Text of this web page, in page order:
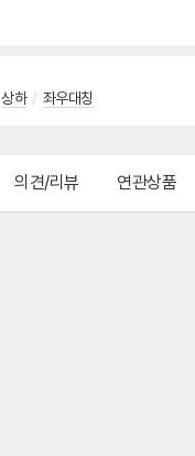
상하 / 좌우대칭
의견/리뷰 연관상품